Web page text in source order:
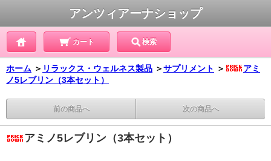
アンツィアーナショップ
カート 検索
ホーム ＞ リラックス・ウェルネス製品 ＞サプリメント ＞
アミ
ノ5レブリン（3本セット）
前の商品へ 次の商品へ
アミノ5レブリン（3本セット）